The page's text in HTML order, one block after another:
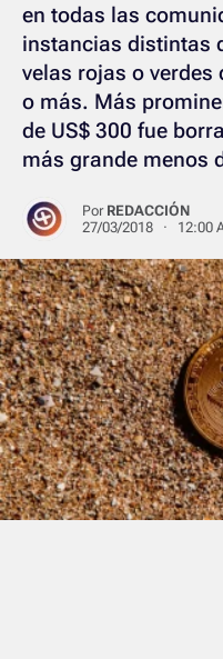
en todas las
instancias distintas
velas rojas o verdes
o más. Más
de US$ 300 fue
más grande menos
Por REDACCIÓN
27/03/2018 · 12:00